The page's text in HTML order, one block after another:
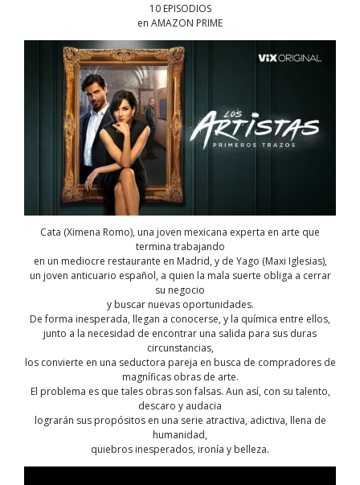
10 EPISODIOS
en AMAZON PRIME
Cata (Ximena Romo), una joven mexicana experta en arte que
termina trabajando
en un mediocre restaurante en Madrid, y de Yago (Maxi Iglesias),
un joven anticuario español, a quien la mala suerte obliga a cerrar
su negocio
y buscar nuevas oportunidades.
De forma inesperada, llegan a conocerse, y la química entre ellos,
junto a la necesidad de encontrar una salida para sus duras
circunstancias,
los convierte en una seductora pareja en busca de compradores de
magníficas obras de arte.
El problema es que tales obras son falsas. Aun así, con su talento,
descaro y audacia
lograrán sus propósitos en una serie atractiva, adictiva, llena de
humanidad,
quiebros inesperados, ironía y belleza.